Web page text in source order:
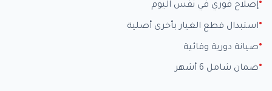
إصلاح فوري في نفس اليوم
استبدال قطع الغيار بأخرى أصلية
صيانة دورية وقائية
ضمان شامل 6 أشهر